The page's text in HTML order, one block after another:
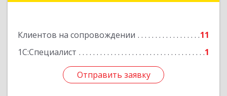
Клиентов на сопровождении
11
1С:Специалист
1
Отправить заявку
Отправить заявку